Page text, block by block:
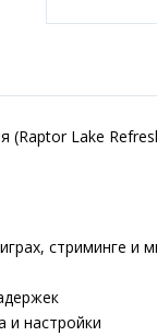
(Raptor Lake
стриминге и
настройки